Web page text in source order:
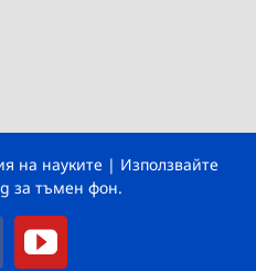
на науките | Използвайте
за тъмен фон.
YouTube